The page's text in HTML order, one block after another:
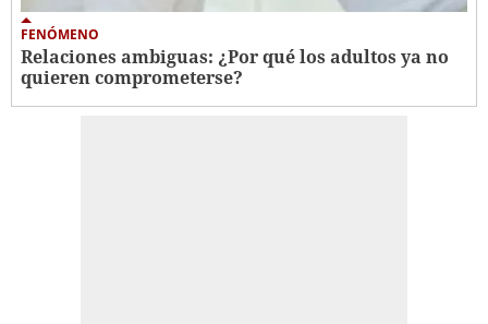
FENÓMENO
Relaciones ambiguas: ¿Por qué los adultos ya no
quieren comprometerse?